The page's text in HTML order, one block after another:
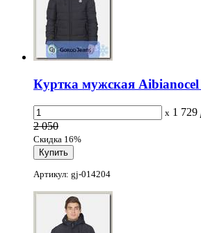
Куртка мужская Aibianocel
x 1 729
2 050
Скидка 16%
Артикул: gj-014204